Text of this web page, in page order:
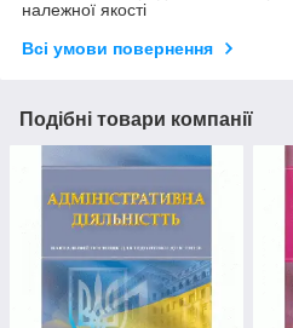
належної якості
Всі умови повернення
Подібні товари компанії